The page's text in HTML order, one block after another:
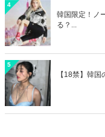
4
韓国限定！ノ
る？...
5
【18禁】韓